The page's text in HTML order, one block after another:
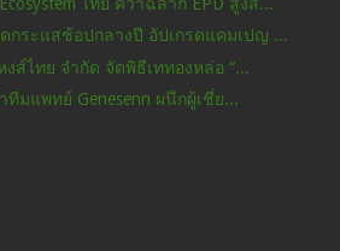
ดกระแสช้อปกลางปี อัปเกรดแคมเปญ ...
ส์ไทย จำกัด จัดพิธีเททองหล่อ “...
ทีมแพทย์ Genesenn ผนึกผู้เชี่ย...